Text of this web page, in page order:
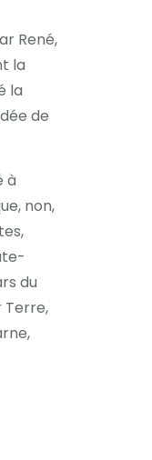
René,
la
la
de
à
non,
du
Terre,